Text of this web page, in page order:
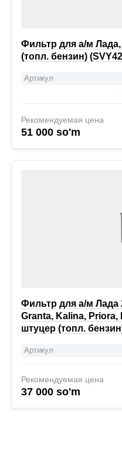
Фильтр для а/м
(топл. бензин)
Артикул
Рекомендуемая цена
51 000 so'm
Фильтр для а/м Лада
Granta, Kalina,
штуцер (топл.
Артикул
Рекомендуемая цена
37 000 so'm